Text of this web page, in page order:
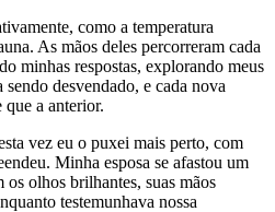
como a temperatura
As mãos deles percorreram cada
minhas respostas, explorando meus
desvendado, e cada nova
que a anterior.
vez eu o puxei mais perto, com
Minha esposa se afastou um
olhos brilhantes, suas mãos
testemunhava nossa